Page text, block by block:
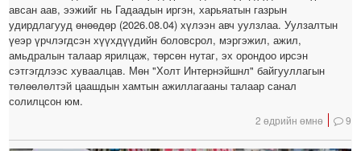
авсан аав, ээжийг нь Гадаадын иргэн, харьяатын газрын
удирдлагууд өнөөдөр (2026.08.04) хүлээн авч уулзлаа. Уулзалтын
үеэр үрчлэгдсэн хүүхдүүдийн боловсрол, мэргэжил, ажил,
амьдралын талаар ярилцаж, төрсөн нутаг, эх орондоо ирсэн
сэтгэгдлээс хуваалцав. Мөн "Холт Интернэйшнл" байгууллагын
төлөөлөлтэй цаашдын хамтын ажиллагааны талаар санал
солилцсон юм.
2 өдрийн өмнө 9